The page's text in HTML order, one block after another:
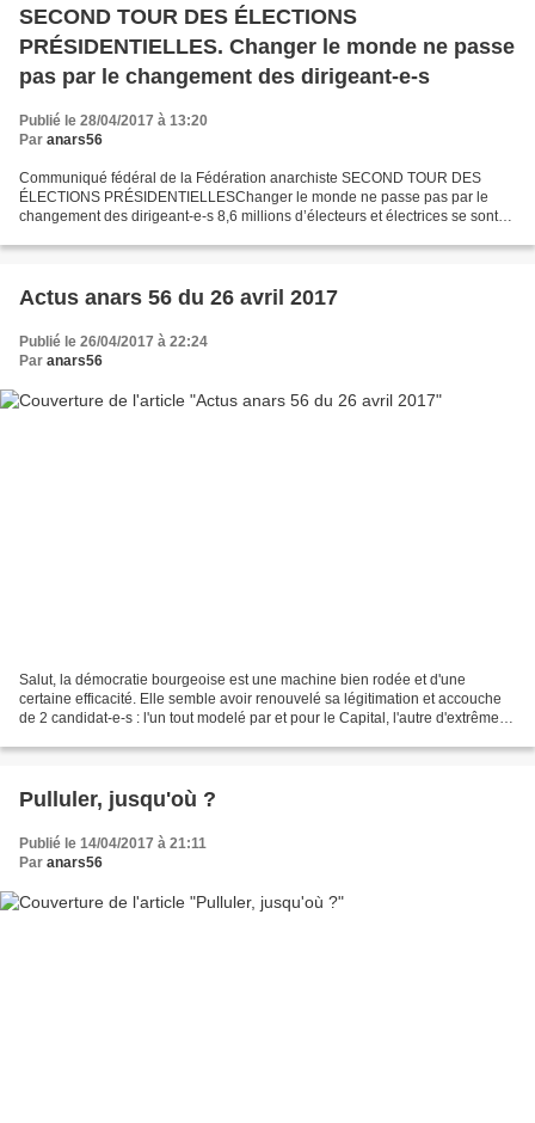
SECOND TOUR DES ÉLECTIONS
PRÉSIDENTIELLES. Changer le monde ne passe
pas par le changement des dirigeant-e-s
Publié le 28/04/2017 à 13:20
Par anars56
Communiqué fédéral de la Fédération anarchiste SECOND TOUR DES
ÉLECTIONS PRÉSIDENTIELLESChanger le monde ne passe pas par le
changement des dirigeant-e-s 8,6 millions d’électeurs et électrices se sont
Actus anars 56 du 26 avril 2017
Publié le 26/04/2017 à 22:24
Par anars56
Salut, la démocratie bourgeoise est une machine bien rodée et d'une
certaine efficacité. Elle semble avoir renouvelé sa légitimation et accouche
de 2 candidat-e-s : l'un tout modelé par et pour le Capital, l'autre d'extrême
Pulluler, jusqu'où ?
Publié le 14/04/2017 à 21:11
Par anars56